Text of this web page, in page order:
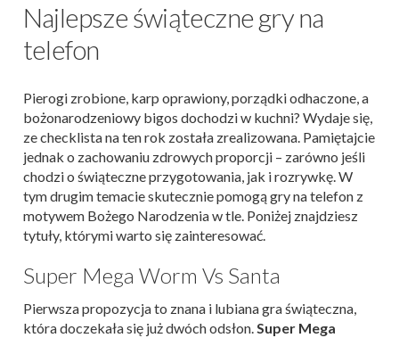
Najlepsze świąteczne gry na
telefon
Pierogi zrobione, karp oprawiony, porządki odhaczone, a
bożonarodzeniowy bigos dochodzi w kuchni? Wydaje się,
ze checklista na ten rok została zrealizowana. Pamiętajcie
jednak o zachowaniu zdrowych proporcji – zarówno jeśli
chodzi o świąteczne przygotowania, jak i rozrywkę. W
tym drugim temacie skutecznie pomogą gry na telefon z
motywem Bożego Narodzenia w tle. Poniżej znajdziesz
tytuły, którymi warto się zainteresować.
Super Mega Worm Vs Santa
Pierwsza propozycja to znana i lubiana gra świąteczna,
która doczekała się już dwóch odsłon.Super Mega